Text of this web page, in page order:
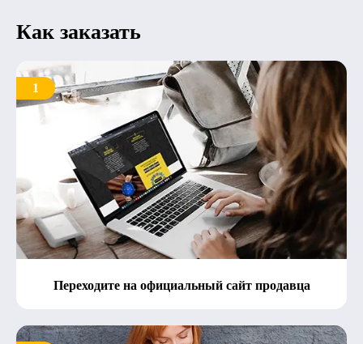
Как заказать
1
Переходите на официальный сайт продавца